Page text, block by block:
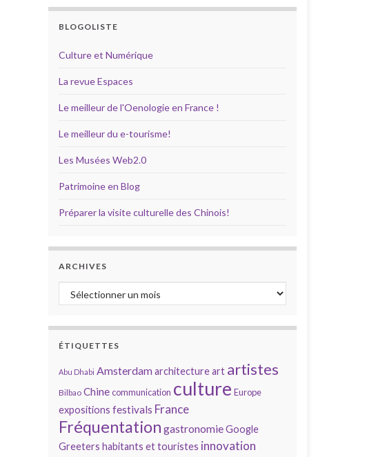
BLOGOLISTE
Culture et Numérique
La revue Espaces
Le meilleur de l'Oenologie en France !
Le meilleur du e-tourisme!
Les Musées Web2.0
Patrimoine en Blog
Préparer la visite culturelle des Chinois!
ARCHIVES
Archives
ÉTIQUETTES
Abu Dhabi Amsterdamarchitectureart artistes
Bilbao Chinecommunication culture Europe
expositions festivals France
Fréquentation gastronomieGoogle
Greeters habitants et touristes innovation